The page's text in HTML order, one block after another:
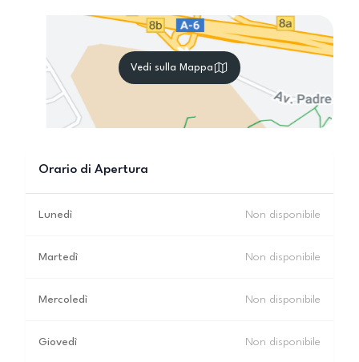
Vedi sulla Mappa
Orario di Apertura
Lunedì Non disponibile
Martedì Non disponibile
Mercoledì Non disponibile
Giovedì Non disponibile